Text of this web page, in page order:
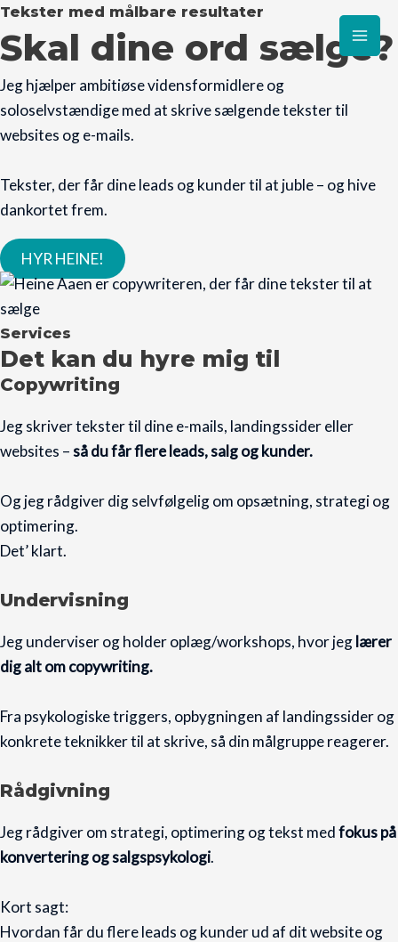
Gå
til
indholdet
Tekster med målbare resultater
Skal dine ord sælge?
Jeg hjælper ambitiøse vidensformidlere og
soloselvstændige med at skrive sælgende tekster til
websites og e-mails.
Tekster, der får dine leads og kunder til at juble – og hive
dankortet frem.
HYR HEINE!
Services
Det kan du hyre mig til
Copywriting
Jeg skriver tekster til dine e-mails, landingssider eller
websites –så du får flere leads, salg og kunder.
Og jeg rådgiver dig selvfølgelig om opsætning, strategi og
optimering.
Det’ klart.
Undervisning
Jeg underviser og holder oplæg/workshops, hvor jeglærer
dig alt om copywriting.
Fra psykologiske triggers, opbygningen af landingssider og
konkrete teknikker til at skrive, så din målgruppe reagerer.
Rådgivning
Jeg rådgiver om strategi, optimering og tekst medfokus på
konvertering og salgspsykologi.
Kort sagt:
Hvordan får du flere leads og kunder ud af dit website og